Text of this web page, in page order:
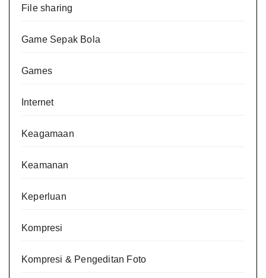
File sharing
Game Sepak Bola
Games
Internet
Keagamaan
Keamanan
Keperluan
Kompresi
Kompresi & Pengeditan Foto